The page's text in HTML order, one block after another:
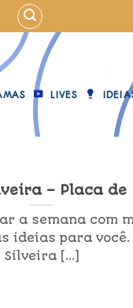
LIVES
– Placa de
a semana com
ideias para você.
Silveira [...]